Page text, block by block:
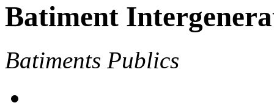
Batiment
Batiments Publics